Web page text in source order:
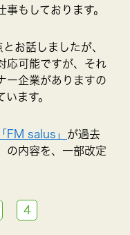
もしております。
お話しましたが、
応可能ですが、それ
ー企業がありますの
ます。
「FM salus」 が過去
の内容を、一部改定
4